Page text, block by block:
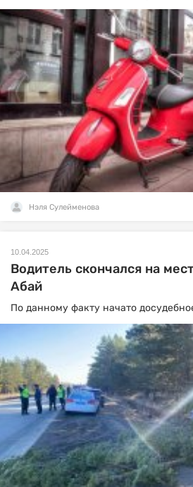
Нэля Сулейменова
10.04.2025
Водитель скончался на
Абай
По данному факту начато